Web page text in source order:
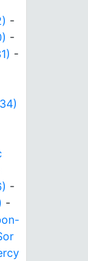
-
-
-
-
-